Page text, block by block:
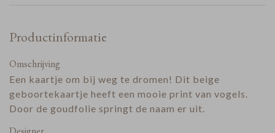
Productinformatie
Omschrijving
Een kaartje om bij weg te dromen! Dit beige
geboortekaartje heeft een mooie print van vogels.
Door de goudfolie springt de naam er uit.